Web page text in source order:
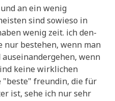
an ein wenig
sind sowie­so in
wenig zeit. ich den­
nur bestehen, wenn man
wenn
kei­ne wirk­li­chen
"beste" freun­din, die für
ist, sehe ich nur sehr